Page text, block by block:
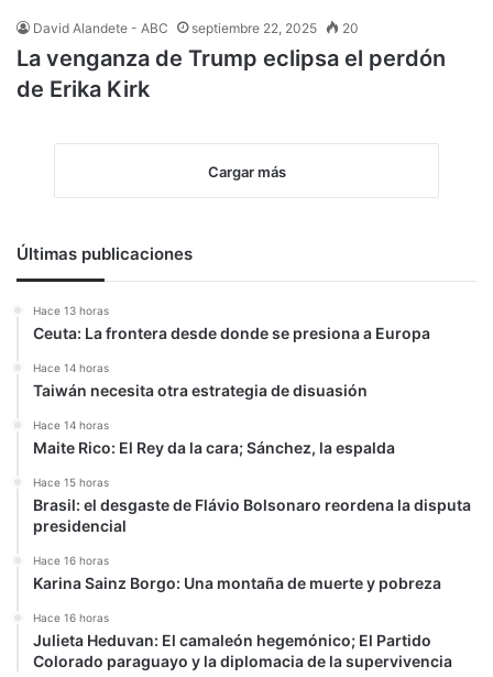
David Alandete - ABC septiembre 22, 2025 20
La venganza de Trump eclipsa el perdón
de Erika Kirk
Cargar más
Últimas publicaciones
Hace 13 horas
Ceuta: La frontera desde donde se presiona a Europa
Hace 14 horas
Taiwán necesita otra estrategia de disuasión
Hace 14 horas
Maite Rico: El Rey da la cara; Sánchez, la espalda
Hace 15 horas
Brasil: el desgaste de Flávio Bolsonaro reordena la disputa
presidencial
Hace 16 horas
Karina Sainz Borgo: Una montaña de muerte y pobreza
Hace 16 horas
Julieta Heduvan: El camaleón hegemónico; El Partido
Colorado paraguayo y la diplomacia de la supervivencia